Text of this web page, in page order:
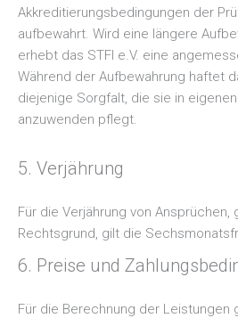
Akkreditierungsbedingungen der
aufbewahrt. Wird eine längere
erhebt das STFI e.V. eine
Während der Aufbewahrung haftet
diejenige Sorgfalt, die sie in
anzuwenden pflegt.
5. Verjährung
Für die Verjährung von
Rechtsgrund, gilt die
6. Preise und
Für die Berechnung der